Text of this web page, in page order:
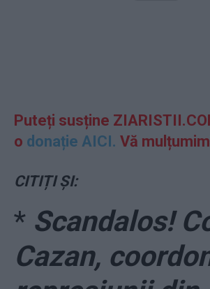
Puteți susține
o donație AICI. Vă
CITIȚI ȘI:
* Scandalos!
Cazan,